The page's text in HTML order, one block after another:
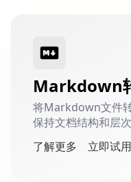
Markdown
将Markdown文件
保持文档结构和层次
了解更多
立即试用